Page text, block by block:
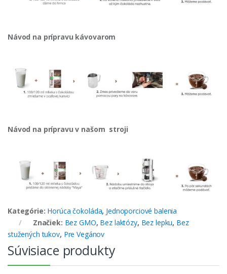
Návod na prípravu kávovarom
Návod na prípravu v našom stroji
Kategórie: Horúca čokoláda, Jednoporciové balenia
Značiek: Bez GMO, Bez laktózy, Bez lepku, Bez
stužených tukov, Pre Vegánov
Súvisiace produkty